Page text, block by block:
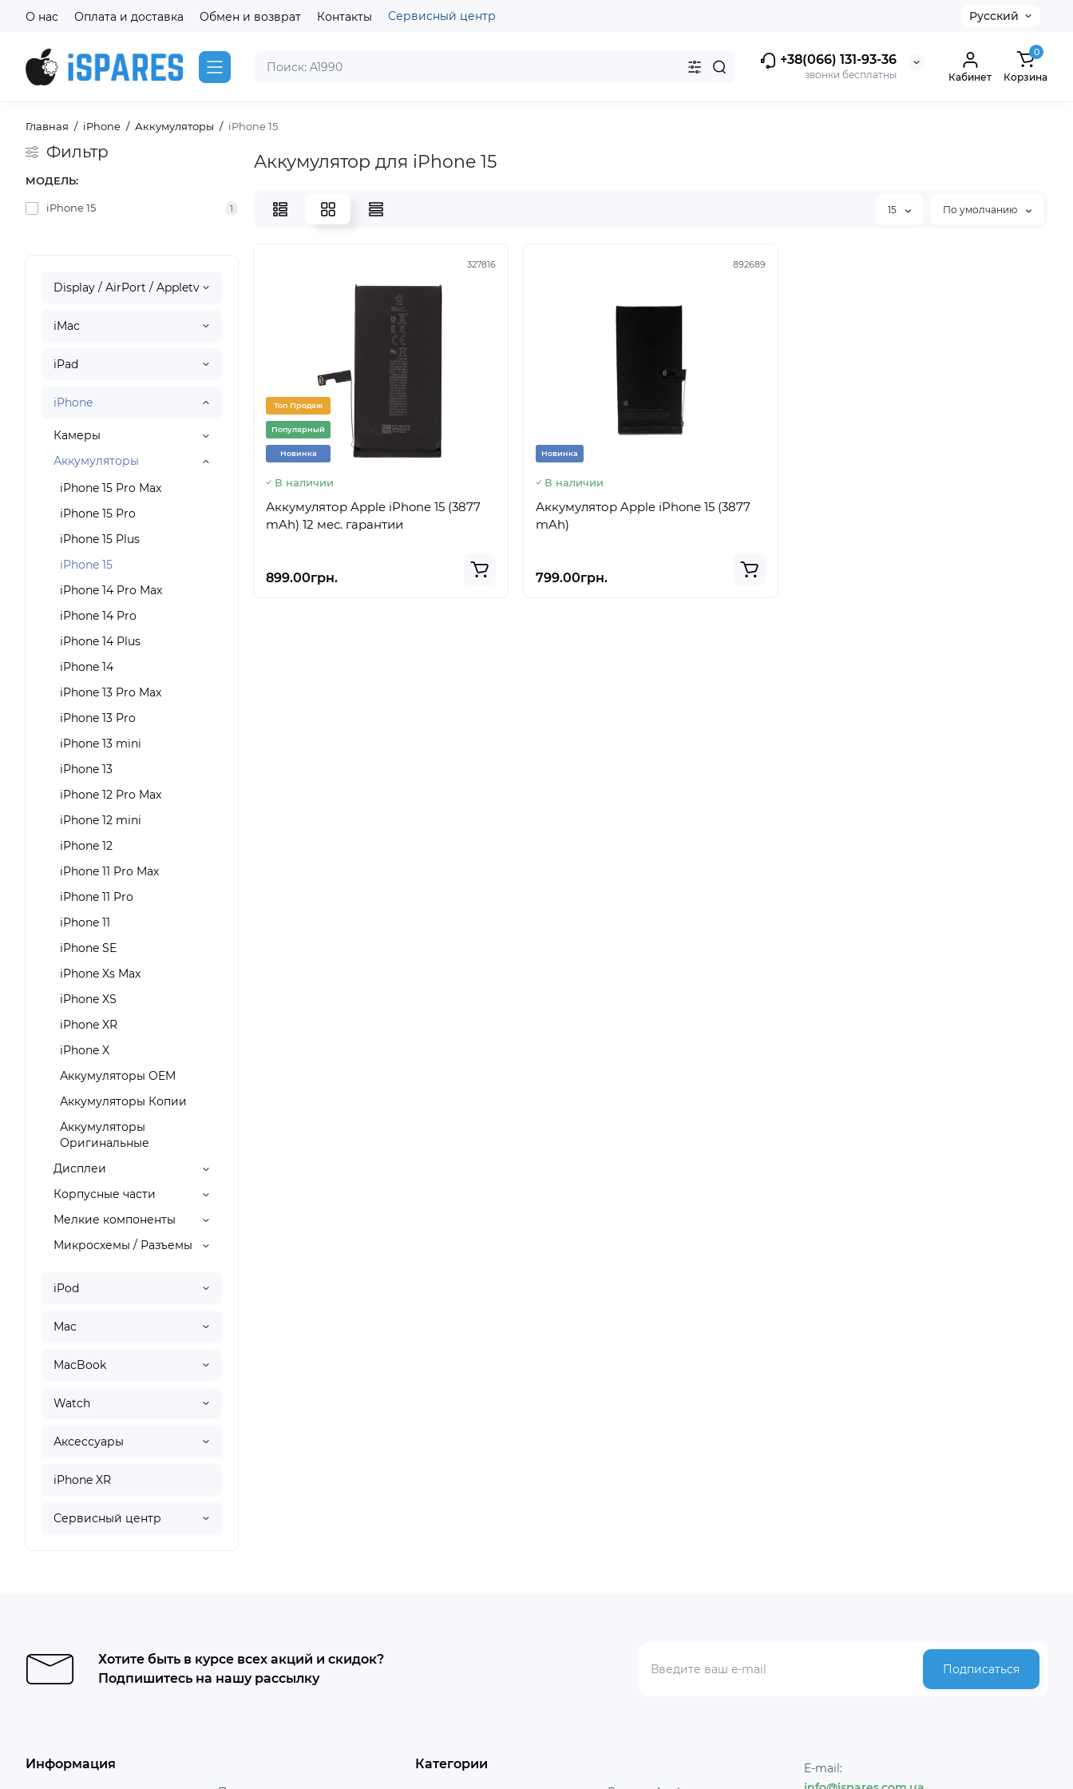
О нас Оплата и доставка Обмен и возврат Контакты Сервисный центр Русский
+38(066) 131-93-36
звонки бесплатны Кабинет
0
Корзина
Главная iPhone Аккумуляторы iPhone 15
Фильтр
МОДЕЛЬ:
iPhone 15 1
Display / AirPort / Appletv
iMac
iPad
iPhone
Камеры
Аккумуляторы
iPhone 15 Pro Max
iPhone 15 Pro
iPhone 15 Plus
iPhone 15
iPhone 14 Pro Max
iPhone 14 Pro
iPhone 14 Plus
iPhone 14
iPhone 13 Pro Max
iPhone 13 Pro
iPhone 13 mini
iPhone 13
iPhone 12 Pro Max
iPhone 12 mini
iPhone 12
iPhone 11 Pro Max
iPhone 11 Pro
iPhone 11
iPhone SE
iPhone Xs Max
iPhone XS
iPhone XR
iPhone X
Аккумуляторы OEM
Аккумуляторы Копии
Аккумуляторы
Оригинальные
Дисплеи
Корпусные части
Мелкие компоненты
Микросхемы / Разъемы
iPod
Mac
MacBook
Watch
Аксессуары
iPhone XR
Сервисный центр
Аккумулятор для iPhone 15
15 По умолчанию
327816
Топ Продаж
Популярный
Новинка
В наличии
Аккумулятор Apple iPhone 15 (3877
mAh) 12 мес. гарантии
899.00грн.
892689
Новинка
В наличии
Аккумулятор Apple iPhone 15 (3877
mAh)
799.00грн.
Хотите быть в курсе всех акций и скидок?
Подпишитесь на нашу рассылку
Подписаться
Информация Категории
E-mail: